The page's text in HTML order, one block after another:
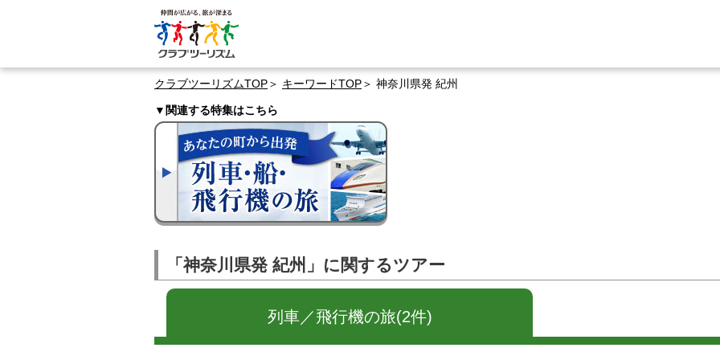
クラブツーリズムTOP キーワードTOP 神奈川県発 紀州
▼関連する特集はこちら
「神奈川県発 紀州」に関するツアー
列車／飛行機の旅(2件)